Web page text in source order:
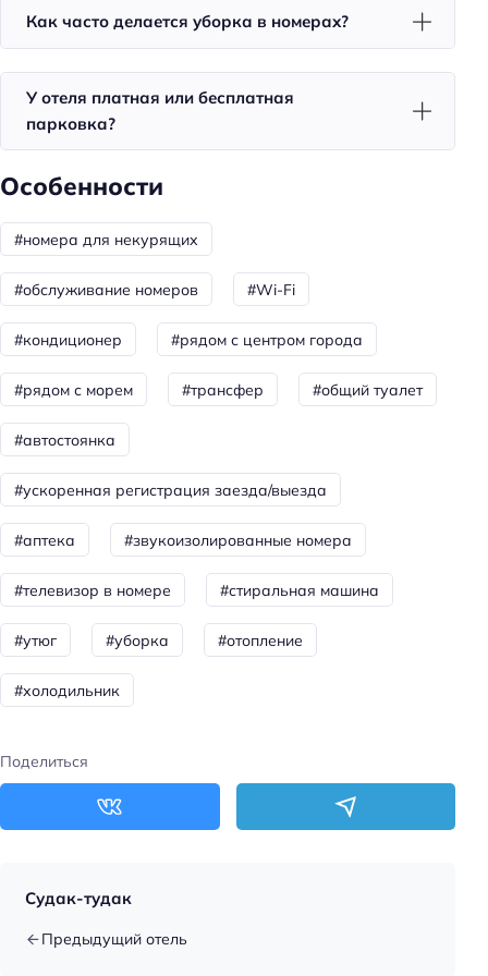
Номера со звукоизоляцией
Санузел в номере
Красота и здоровье
Душ
Спорт и развлечения
Терраса
Площадка для пикника
Для семей
Детские ТВ каналы
Детский стульчик
Детская площадка
Пляжный отдых
Пляжная линия: 2-я линия
Тип пляжа: песчаный
Общая информация
Отопление
Номеров: 8
Сад
Виноградник
Цена номера (ночь): 1300–5000 ₽/ночь
Доступность
Как часто делается уборка в номерах?
У отеля платная или бесплатная
парковка?
Особенности
#номера для некурящих
#обслуживание номеров #Wi-Fi
#кондиционер #рядом с центром города
#рядом с морем #трансфер #общий туалет
#автостоянка
#ускоренная регистрация заезда/выезда
#аптека #звукоизолированные номера
#телевизор в номере #стиральная машина
#утюг #уборка #отопление
#холодильник
Поделиться
Судак-тудак
Предыдущий отель